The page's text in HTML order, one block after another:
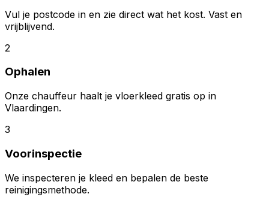
Vul je postcode in en zie direct wat het kost. Vast en
vrijblijvend.
2
Ophalen
Onze chauffeur haalt je vloerkleed gratis op in
Vlaardingen.
3
Voorinspectie
We inspecteren je kleed en bepalen de beste
reinigingsmethode.